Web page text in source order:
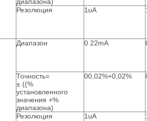
диапазона)
Резолюция
1uA
Диапазон 0 22mA
Точность=
± ((%
установленного
значения +%
диапазона)
00,02%+0,02%
Резолюция 1uA